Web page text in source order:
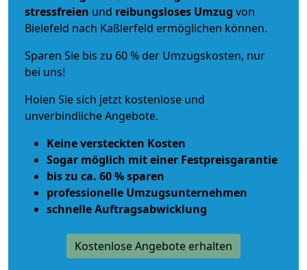
stressfreien und reibungsloses Umzug von
Bielefeld nach Kaßlerfeld ermöglichen können.
Sparen Sie bis zu 60 % der Umzugskosten, nur
bei uns!
Holen Sie sich jetzt kostenlose und
unverbindliche Angebote.
Keine versteckten Kosten
Sogar möglich mit einer Festpreisgarantie
bis zu ca. 60 % sparen
professionelle Umzugsunternehmen
schnelle Auftragsabwicklung
Kostenlose Angebote erhalten